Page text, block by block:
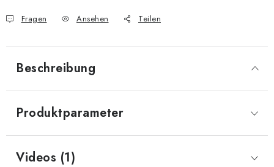
Fragen Ansehen Teilen
Beschreibung
Produktparameter
Videos (1)